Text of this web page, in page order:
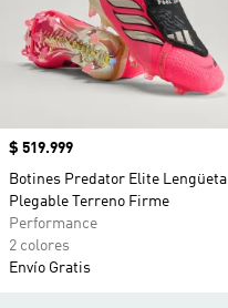
Precio
$ 519.999
Botines Predator Elite Lengüeta
Plegable Terreno Firme
Performance
2 colores
Envío Gratis